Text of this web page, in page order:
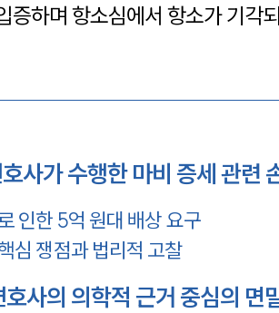
증하며 항소심에서 항소가 기각
사가 수행한 마비 증세 관련
인한 5억 원대 배상 요구
심 쟁점과 법리적 고찰
사의 의학적 근거 중심의 면